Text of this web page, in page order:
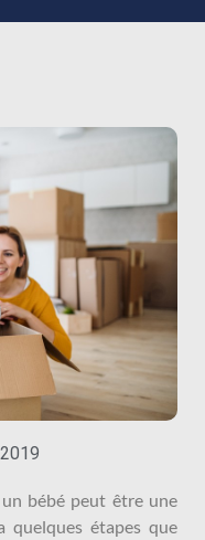
bébé peut être une
quelques étapes que